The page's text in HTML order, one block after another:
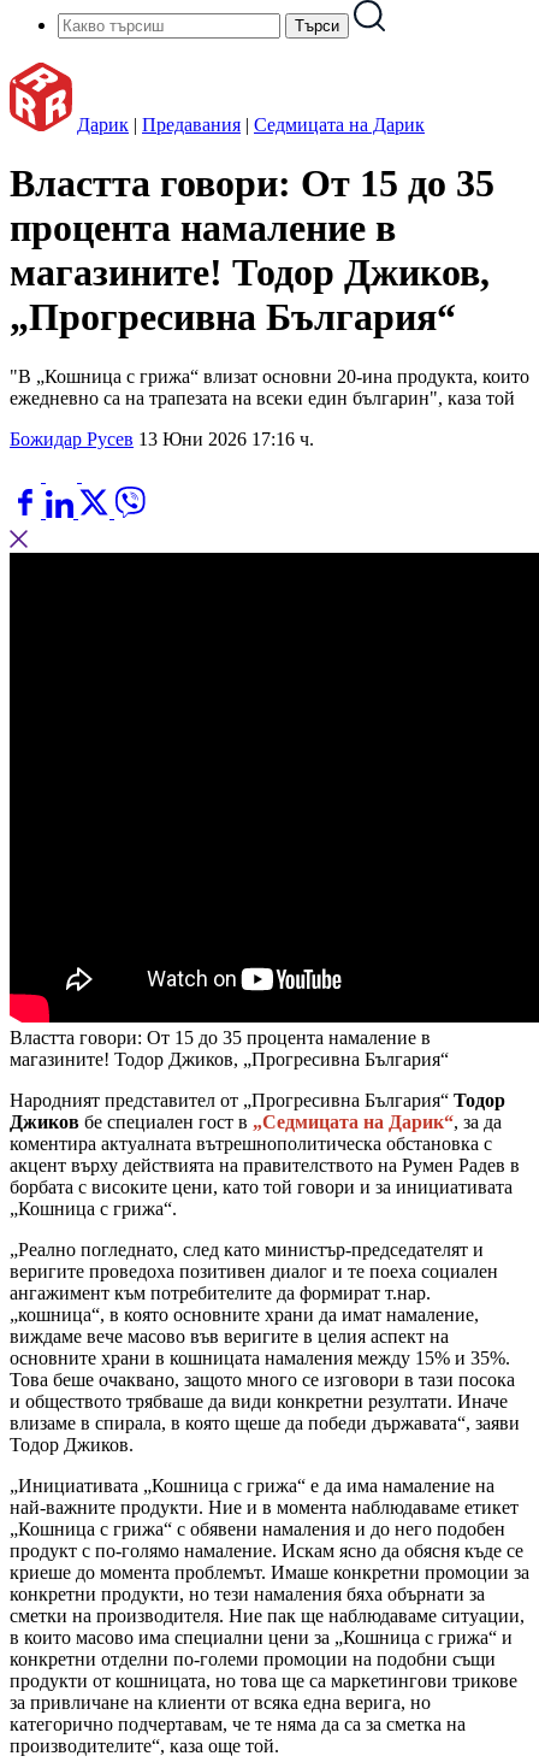
Дарик | Предавания | Седмицата на Дарик
Властта говори: От 15 до 35
процента намаление в
магазините! Тодор Джиков,
„Прогресивна България“
"В „Кошница с грижа“ влизат основни 20-ина продукта, които
ежедневно са на трапезата на всеки един българин", каза той
Божидар Русев 13 Юни 2026 17:16 ч.
Властта говори: От 15 до 35 процента намаление в
магазините! Тодор Джиков, „Прогресивна България“
Народният представител от „Прогресивна България“ Тодор
Джиков бе специален гост в „Седмицата на Дарик“, за да
коментира актуалната вътрешнополитическа обстановка с
акцент върху действията на правителството на Румен Радев в
борбата с високите цени, като той говори и за инициативата
„Кошница с грижа“.
„Реално погледнато, след като министър-председателят и
веригите проведоха позитивен диалог и те поеха социален
ангажимент към потребителите да формират т.нар.
„кошница“, в която основните храни да имат намаление,
виждаме вече масово във веригите в целия аспект на
основните храни в кошницата намаления между 15% и 35%.
Това беше очаквано, защото много се изговори в тази посока
и обществото трябваше да види конкретни резултати. Иначе
влизаме в спирала, в която щеше да победи държавата“, заяви
Тодор Джиков.
„Инициативата „Кошница с грижа“ е да има намаление на
най-важните продукти. Ние и в момента наблюдаваме етикет
„Кошница с грижа“ с обявени намаления и до него подобен
продукт с по-голямо намаление. Искам ясно да обясня къде се
криеше до момента проблемът. Имаше конкретни промоции за
конкретни продукти, но тези намаления бяха обърнати за
сметки на производителя. Ние пак ще наблюдаваме ситуации,
в които масово има специални цени за „Кошница с грижа“ и
конкретни отделни по-големи промоции на подобни същи
продукти от кошницата, но това ще са маркетингови трикове
за привличане на клиенти от всяка една верига, но
категорично подчертавам, че те няма да са за сметка на
производителите“, каза още той.